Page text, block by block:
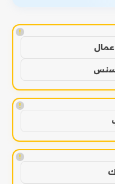
!
!
!